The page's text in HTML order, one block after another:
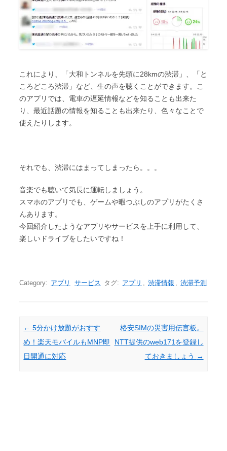
これにより、「大和トンネルを先頭に28kmの渋滞」、「と
ころどころ渋滞」など、生の声を聴くことができます。こ
のアプリでは、電車の遅延情報などを知ることも出来た
り、最近話題の情報を知ることも出来たり、色々なことで
使えたりします。
それでも、渋滞にはまってしまったら。。。
音楽でも聴いて気長に運転しましょう。
スマホのアプリでも、ゲームや暇つぶしのアプリがたくさ
んあります。
今回紹介したようなアプリやサービスを上手に利用して、
楽しいドライブをしたいですね！
Category: アプリ サービス タグ: アプリ , 渋滞情報 , 渋滞予測
Post navigation
← 5分かけ放題がおすす
め！楽天モバイルもMNP即
日開通に対応
格安SIMの災害用伝言板。
NTT提供のweb171を登録し
ておきましょう →